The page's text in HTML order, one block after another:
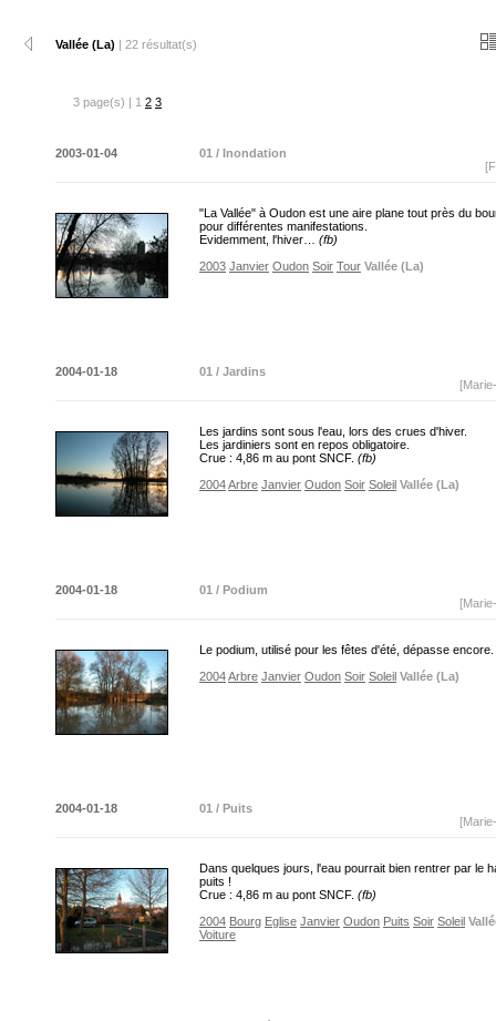
Vallée (La) | 22 résultat(s)
3 page(s) | 1 2 3
2003-01-04
01 / Inondation
"La Vallée" à Oudon est une aire plane tout près du
pour différentes manifestations.
Evidemment, l'hiver… (fb)
2003 Janvier Oudon Soir Tour Vallée (La)
2004-01-18
01 / Jardins
Les jardins sont sous l'eau, lors des crues d'hiver.
Les jardiniers sont en repos obligatoire.
Crue : 4,86 m au pont SNCF. (fb)
2004Arbre Janvier Oudon Soir Soleil Vallée (La)
2004-01-18
01 / Podium
Le podium, utilisé pour les fêtes d'été, dépasse encore.
2004Arbre Janvier Oudon Soir Soleil Vallée (La)
2004-01-18
01 / Puits
Dans quelques jours, l'eau pourrait bien rentrer par le
puits !
Crue : 4,86 m au pont SNCF. (fb)
2004 Bourg Eglise Janvier Oudon Puits Soir Soleil
Voiture